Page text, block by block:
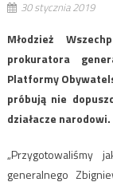
30 stycznia 2019
Młodzież
prokuratora
Platformy
próbują nie
działacze narodowi.
„Przygotowaliśmy
generalnego